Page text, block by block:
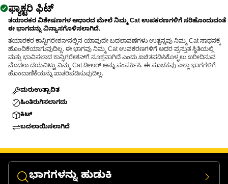
ಫ್ಯಾಕ್ಟರಿ ಫಿಟ್
ತಯಾರಕರ ವಿಶೇಷಣಗಳ ಆಧಾರದ ಮೇಲೆ ನಿಮ್ಮ Cat ಉಪಕರಣಗಳಿಗೆ ಸರಿಹೊಂದುವಂತೆ
ಈ ಭಾಗವನ್ನು ವಿನ್ಯಾಸಗೊಳಿಸಲಾಗಿದೆ.
ತಯಾರಕರ ಕಾನ್ಫಿಗರೇಶನ್‌ನಲ್ಲಿನ ಯಾವುದೇ ಬದಲಾವಣೆಗಳು ಉತ್ಪನ್ನವು ನಿಮ್ಮ Cat ಸಾಧನಕ್ಕೆ
ಹೊಂದಿಕೆಯಾಗುವುದಿಲ್ಲ. ಈ ಭಾಗವು ನಿಮ್ಮ Cat ಉಪಕರಣಗಳಿಗೆ ಅದರ ಪ್ರಸ್ತುತ ಸ್ಥಿತಿಯಲ್ಲಿ
ಮತ್ತು ಭಾವಿಸಲಾದ ಕಾನ್ಫಿಗರೇಶನ್‌ಗೆ ಸೂಕ್ತವಾಗಿದೆ ಎಂದು ಖಚಿತಪಡಿಸಿಕೊಳ್ಳಲು ಖರೀದಿಸುವ
ಮೊದಲು ದಯವಿಟ್ಟು ನಿಮ್ಮ Cat ಡೀಲರ್ ಅನ್ನು ಸಂಪರ್ಕಿಸಿ. ಈ ಸೂಚಕವು ಎಲ್ಲಾ ಭಾಗಗಳಿಗೆ
ಹೊಂದಾಣಿಕೆಯನ್ನು ಖಾತರಿಪಡಿಸುವುದಿಲ್ಲ.
ಮರುಉತ್ಪಾದಿತ
ಹಿಂತಿರುಗಿಸಲಾಗದು
ಕಿಟ್
ಬದಲಾಯಿಸಲಾಗಿದೆ
ಭಾಗಗಳನ್ನು ಹುಡುಕಿ